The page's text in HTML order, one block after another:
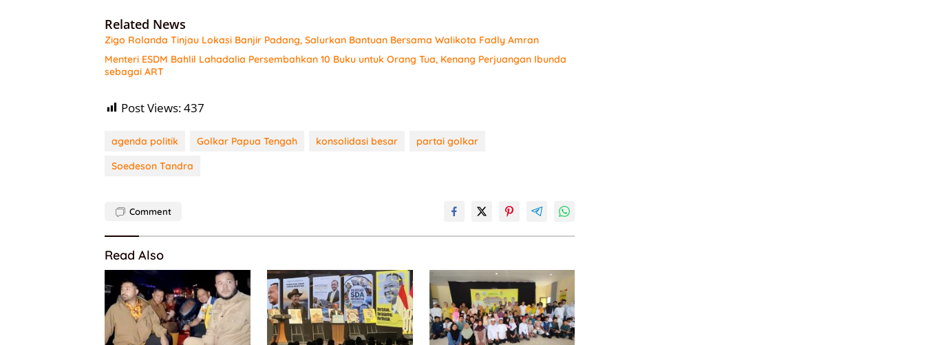
Related News
Zigo Rolanda Tinjau Lokasi Banjir Padang, Salurkan Bantuan Bersama Walikota Fadly Amran
Menteri ESDM Bahlil Lahadalia Persembahkan 10 Buku untuk Orang Tua, Kenang Perjuangan Ibunda
sebagai ART
Post Views:437
agenda politik Golkar Papua Tengah konsolidasi besar
partai golkar
Soedeson Tandra
Comment
Read Also